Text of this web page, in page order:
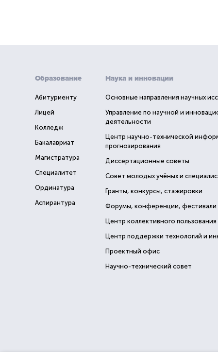
Образование
Абитуриенту
Лицей
Колледж
Бакалавриат
Магистратура
Специалитет
Ординатура
Аспирантура
Наука и инновации
Основные направления научных
Управление по научной и
деятельности
Центр научно-технической
прогнозирования
Диссертационные советы
Совет молодых учёных и
Гранты, конкурсы, стажировки
Форумы, конференции, фестивали
Центр коллективного пользования
Центр поддержки технологий и
Проектный офис
Научно-технический совет